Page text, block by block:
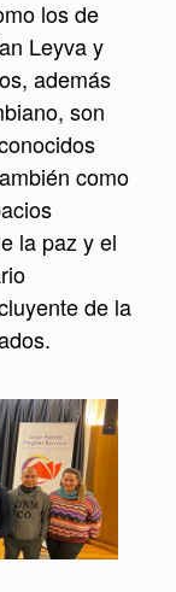
los de
Leyva y
además
son
como
la paz y el
de la